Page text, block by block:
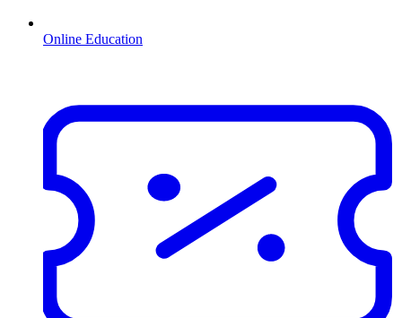
Online Education